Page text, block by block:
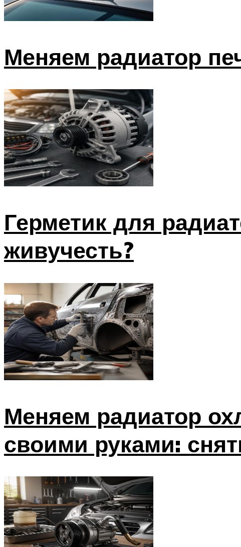
Меняем радиатор
Герметик для
живучесть?
Меняем радиатор
своими руками: